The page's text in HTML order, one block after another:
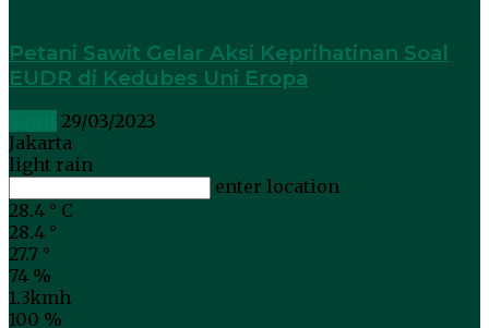
Petani Sawit Gelar Aksi Keprihatinan Soal
EUDR di Kedubes Uni Eropa
29/03/2023
Jakarta
light rain
enter location
28.4 ° C
28.4 °
27.7 °
74 %
1.3kmh
100 %